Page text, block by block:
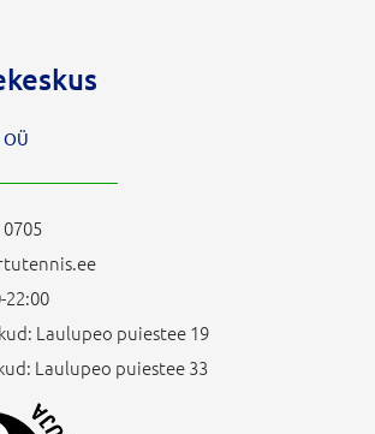
22:00
Laulupeo puiestee 19
Laulupeo puiestee 33